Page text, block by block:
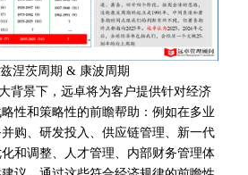
涅茨周期 & 康波周期
背景下，远卓将为客户提供针对经济
性和策略性的前瞻帮助：例如在多业
购、研发投入、供应链管理、新一代
和调整、人才管理、内部财务管理体